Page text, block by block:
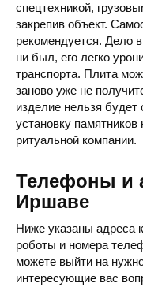
спецтехникой,
закрепив объект.
рекомендуется. Дело
ни был, его легко
транспорта. Плита
заново уже не
изделие нельзя будет
установку
ритуальной компании.
Телефоны и
Иршаве
Ниже указаны адреса
роботы и номера
можете выйти на
интересующие вас